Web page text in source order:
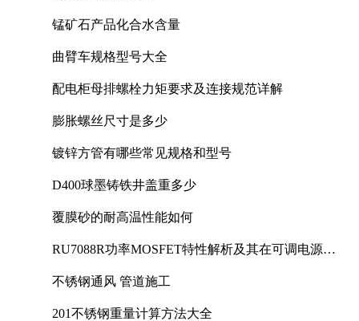
锰矿石产品化合水含量
曲臂车规格型号大全
配电柜母排螺栓力矩要求及连接规范详解
膨胀螺丝尺寸是多少
镀锌方管有哪些常见规格和型号
D400球墨铸铁井盖重多少
覆膜砂的耐高温性能如何
RU7088R功率MOSFET特性解析及其在可调电源设
不锈钢通风 管道施工
201不锈钢重量计算方法大全